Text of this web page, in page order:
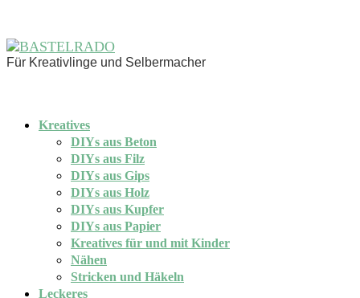
Für Kreativlinge und Selbermacher
Kreatives
DIYs aus Beton
DIYs aus Filz
DIYs aus Gips
DIYs aus Holz
DIYs aus Kupfer
DIYs aus Papier
Kreatives für und mit Kinder
Nähen
Stricken und Häkeln
Leckeres